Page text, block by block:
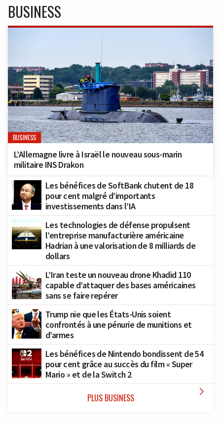
BUSINESS
BUSINESS
L’Allemagne livre à Israël le nouveau sous-marin
militaire INS Drakon
Les bénéfices de SoftBank chutent de 18
pour cent malgré d’importants
investissements dans l’IA
Les technologies de défense propulsent
l’entreprise manufacturière américaine
Hadrian à une valorisation de 8 milliards de
dollars
L’Iran teste un nouveau drone Khadid 110
capable d’attaquer des bases américaines
sans se faire repérer
Trump nie que les États-Unis soient
confrontés à une pénurie de munitions et
d’armes
Les bénéfices de Nintendo bondissent de 54
pour cent grâce au succès du film « Super
Mario » et de la Switch 2
PLUS BUSINESS 